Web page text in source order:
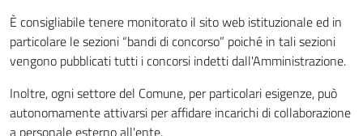
È consigliabile tenere monitorato il sito web istituzionale ed in
particolare le sezioni “bandi di concorso” poiché in tali sezioni
vengono pubblicati tutti i concorsi indetti dall'Amministrazione.
Inoltre, ogni settore del Comune, per particolari esigenze, può
autonomamente attivarsi per affidare incarichi di collaborazione
a personale esterno all'ente.